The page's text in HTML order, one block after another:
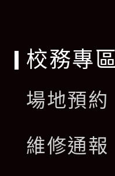
校務專區
場地預約
維修通報